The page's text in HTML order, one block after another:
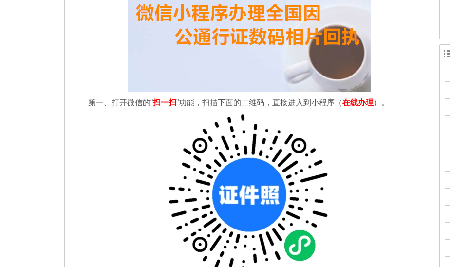
第一、 打开微信的“扫一扫”功能，扫描下面的二维码，直接进入到小程序（在线办理）。